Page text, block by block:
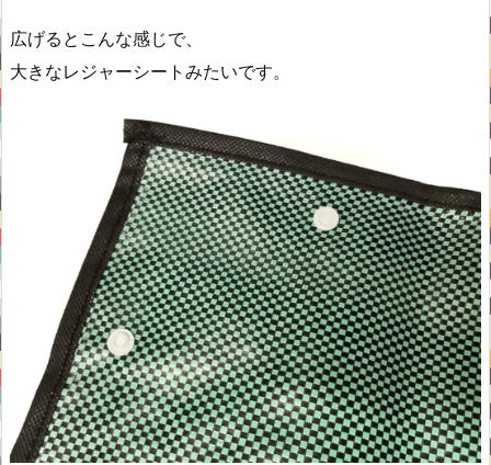
広げるとこんな感じで、
大きなレジャーシートみたいです。